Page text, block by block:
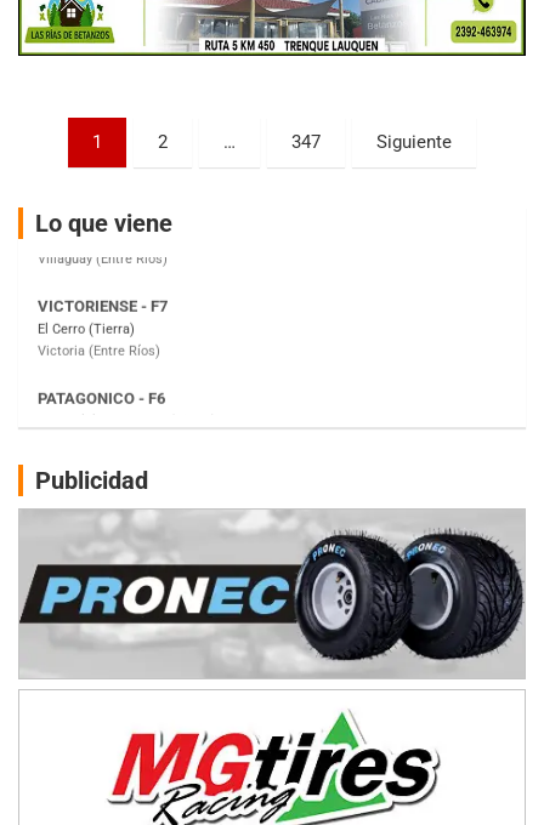
Paginación
entradas
1 2 … 347 Siguiente
Lo que viene
KDO - F6
Ciudad de Trenque Lauquen (Asfalto)
Trenque Lauquen (Buenos Aires)
Villaguay (Entre Ríos)
El Cerro (Tierra)
Victoria (Entre Ríos)
Moto Club Reginense (Tierra)
Gral. E. Godoy (Río Negro)
Juventud Unida (Tierra)
Humboldt (Santa Fe)
NORESTE SANTAFESINO - F6
Avellaneda (Santa Fe)
SUR SANTAFESINO - F4
José Samuel Sánchez (Tierra)
Rufino (Santa Fe)
Juan Navarro (Asfalto)
COBERTURA ESPECIAL DE E-KART.COM.AR
IAME SERIES ARGENTINA 6
Publicidad